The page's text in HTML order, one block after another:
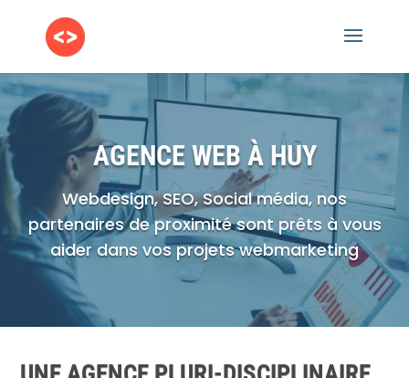
AGENCE WEB À HUY
Webdesign, SEO, Social média, nos
partenaires de proximité sont prêts à vous
aider dans vos projets webmarketing